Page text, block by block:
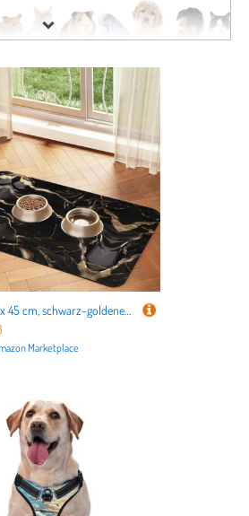
Fachabteilungen
Hunde von
fürKatzen von WZYCWB
Fachabteilungen um - von
Katzenspielzeug
finden Sie bei uns
beliebteste Haustiere
fürVögel,Kleintiere ,
Tierbedarf für Pferde.
WZYCWB 30 x 45 cm, schwarz-goldenes Marmor-Muster, Haustier-Tischset, Futtermatte – für Katzen- und Hundefutter-Matten, faltbar und einfach zu verstauen
Marketplace